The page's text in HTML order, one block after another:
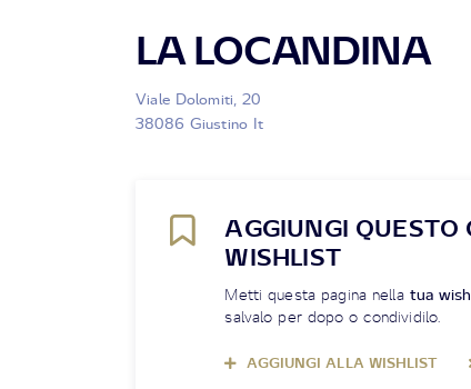
LA LOCANDINA
Viale Dolomiti, 20
38086 Giustino It
AGGIUNGI
WISHLIST
Metti questa pagina nella tua
salvalo per dopo o condividilo.
AGGIUNGI ALLA WISHLIST